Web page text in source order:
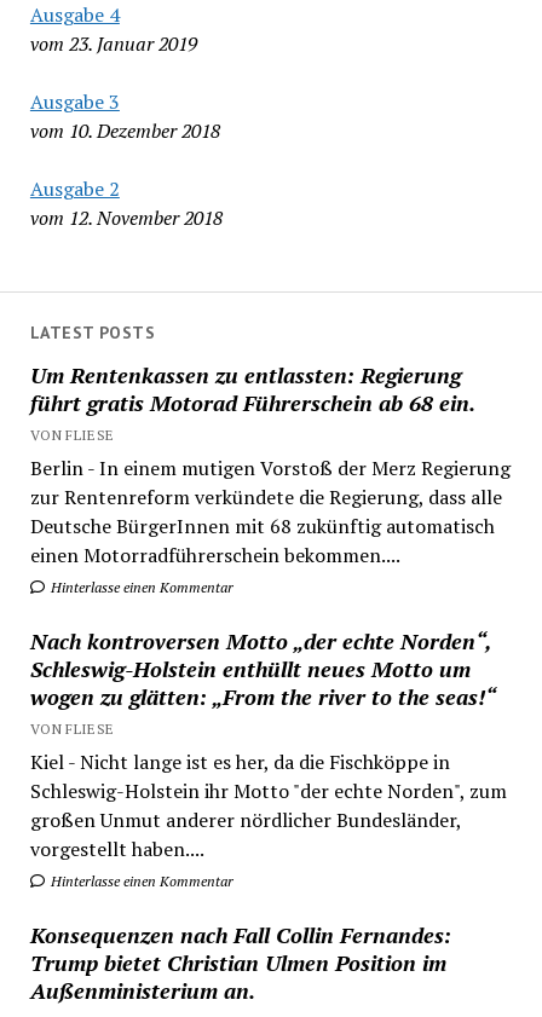
Ausgabe 4
vom 23. Januar 2019
Ausgabe 3
vom 10. Dezember 2018
Ausgabe 2
vom 12. November 2018
LATEST POSTS
Um Rentenkassen zu entlassten: Regierung
führt gratis Motorad Führerschein ab 68 ein.
VON FLIESE
Berlin - In einem mutigen Vorstoß der Merz Regierung
zur Rentenreform verkündete die Regierung, dass alle
Deutsche BürgerInnen mit 68 zukünftig automatisch
einen Motorradführerschein bekommen....
Hinterlasse einen Kommentar
Nach kontroversen Motto „der echte Norden“,
Schleswig-Holstein enthüllt neues Motto um
wogen zu glätten: „From the river to the seas!“
VON FLIESE
Kiel - Nicht lange ist es her, da die Fischköppe in
Schleswig-Holstein ihr Motto "der echte Norden", zum
großen Unmut anderer nördlicher Bundesländer,
vorgestellt haben....
Hinterlasse einen Kommentar
Konsequenzen nach Fall Collin Fernandes:
Trump bietet Christian Ulmen Position im
Außenministerium an.